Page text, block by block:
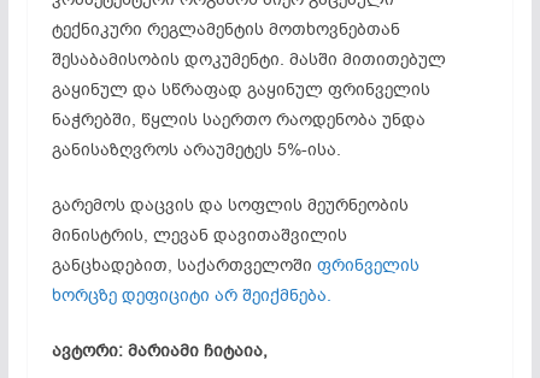
ტექნიკური რეგლამენტის მოთხოვნებთან
შესაბამისობის დოკუმენტი. მასში მითითებულ
გაყინულ და სწრაფად გაყინულ ფრინველის
ნაჭრებში, წყლის საერთო რაოდენობა უნდა
განისაზღვროს არაუმეტეს 5%-ისა.
გარემოს დაცვის და სოფლის მეურნეობის
მინისტრის, ლევან დავითაშვილის
განცხადებით, საქართველოში ფრინველის
ხორცზე დეფიციტი არ შეიქმნება.
ავტორი: მარიამი ჩიტაია,